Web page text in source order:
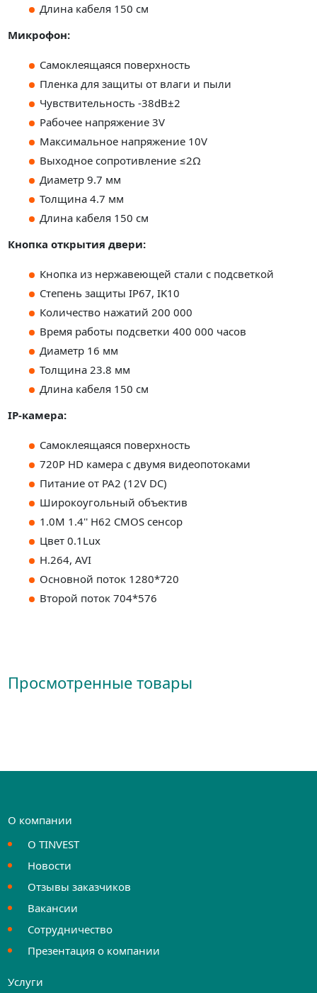
Длина кабеля 150 см
Микрофон:
Самоклеящаяся поверхность
Пленка для защиты от влаги и пыли
Чувствительность -38dB±2
Рабочее напряжение 3V
Максимальное напряжение 10V
Выходное сопротивление ≤2Ω
Диаметр 9.7 мм
Толщина 4.7 мм
Длина кабеля 150 см
Кнопка открытия двери:
Кнопка из нержавеющей стали с подсветкой
Степень защиты IP67, IK10
Количество нажатий 200 000
Время работы подсветки 400 000 часов
Диаметр 16 мм
Толщина 23.8 мм
Длина кабеля 150 см
IP-камера:
Самоклеящаяся поверхность
720P HD камера с двумя видеопотоками
Питание от PA2 (12V DC)
Широкоугольный объектив
1.0М 1.4'' H62 CMOS сенсор
Цвет 0.1Lux
H.264, AVI
Основной поток 1280*720
Второй поток 704*576
Просмотренные товары
О компании
О TINVEST
Новости
Отзывы заказчиков
Вакансии
Сотрудничество
Презентация о компании
Услуги